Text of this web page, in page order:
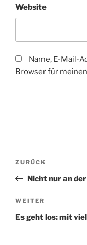
Website
Name, E-Mail-
Browser für
Vorheriger
Beitrag
ZURÜCK
Nicht nur an
Nächster
Beitrag
WEITER
Es geht los: mit